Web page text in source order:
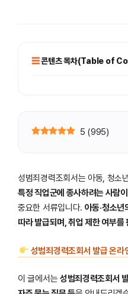
콘텐츠 목차(Table of
5 (995)
성범죄경력조회서는 아동, 청소
특정 직업군에 종사하려는 사람
중요한 서류입니다. 아동·청소년
따라 발급되며, 취업 제한 여부를
성범죄경력조회서 발급 온라
이 글에서는 성범죄경력조회서